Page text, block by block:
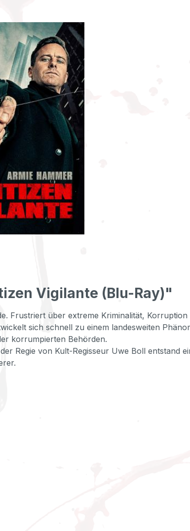
Vigilante (Blu-Ray)"
Frustriert über extreme Kriminalität,
sich schnell zu einem landesweiten
korrumpierten Behörden.
Regie von Kult-Regisseur Uwe Boll